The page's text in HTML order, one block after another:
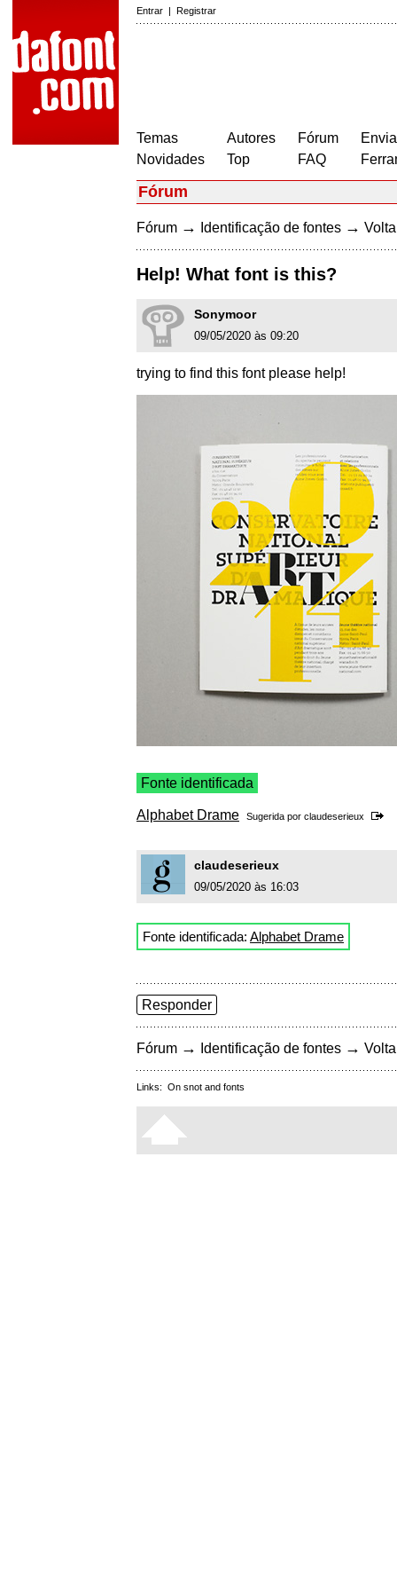
Entrar | Registrar
Temas
Novidades
Autores
Top
Fórum
FAQ
Fórum
Fórum → Identificação de fontes →
Help! What font is this?
Sonymoor
09/05/2020 às 09:20
trying to find this font please help!
Fonte identificada
Alphabet Drame Sugerida por claudeserieux
claudeserieux
09/05/2020 às 16:03
Fonte identificada: Alphabet Drame
Responder
Fórum → Identificação de fontes →
Links: On snot and fonts